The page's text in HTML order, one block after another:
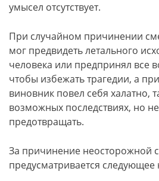
умысел отсутствует.
При случайном причинении
мог предвидеть летального
человека или предпринял все
чтобы избежать трагедии, а
виновник повел себя халатно,
возможных последствиях, но
предотвращать.
За причинение неосторожной
предусматривается следующее